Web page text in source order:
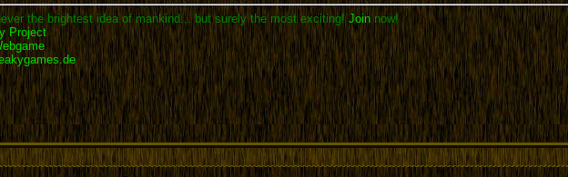
the brightest idea of mankind... but surely the most exciting! Joinnow!
Project